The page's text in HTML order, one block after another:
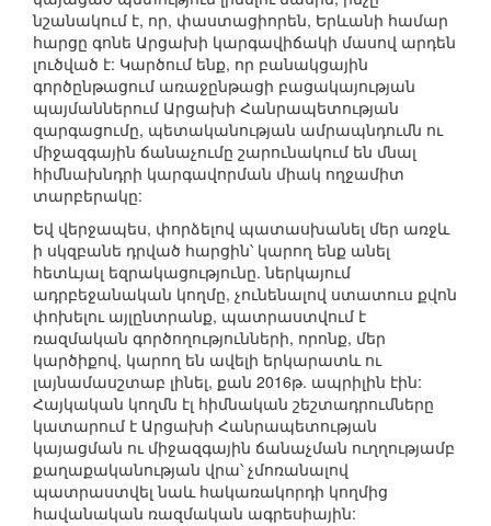
նշանակում է, որ, փաստացիորեն, Երևանի համար
հարցը գոնե Արցախի կարգավիճակի մասով արդեն
լուծված է: Կարծում ենք, որ բանակցային
գործընթացում առաջընթացի բացակայության
պայմաններում Արցախի Հանրապետության
զարգացումը, պետականության ամրապնդումն ու
միջազգային ճանաչումը շարունակում են մնալ
հիմնախնդրի կարգավորման միակ ողջամիտ
տարբերակը:
Եվ վերջապես, փորձելով պատասխանել մեր առջև
ի սկզբանե դրված հարցին՝ կարող ենք անել
հետևյալ եզրակացությունը. ներկայում
ադրբեջանական կողմը, չունենալով ստատուս քվոն
փոխելու այլընտրանք, պատրաստվում է
ռազմական գործողությունների, որոնք, մեր
կարծիքով, կարող են ավելի երկարատև ու
լայնամասշտաբ լինել, քան 2016թ. ապրիլին էին:
Հայկական կողմն էլ հիմնական շեշտադրումները
կատարում է Արցախի Հանրապետության
կայացման ու միջազգային ճանաչման ուղղությամբ
քաղաքականության վրա՝ չմոռանալով
պատրաստվել նաև հակառակորդի կողմից
հավանական ռազմական ագրեսիային: